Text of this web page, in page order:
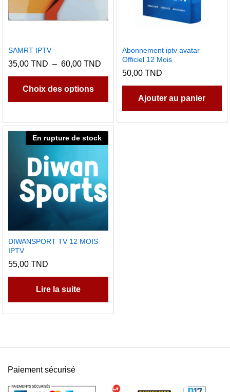
SAMRT IPTV
35,00 TND – 60,00 TND
35,00 TND
60,00 TND
Choix des options
produit
plusieurs
variations.
sur
Abonnement iptv avatar
Officiel 12 Mois
50,00 TND
Ajouter au panier
En rupture de stock
DIWANSPORT TV 12 MOIS
IPTV
55,00 TND
Lire la suite
Paiement sécurisé